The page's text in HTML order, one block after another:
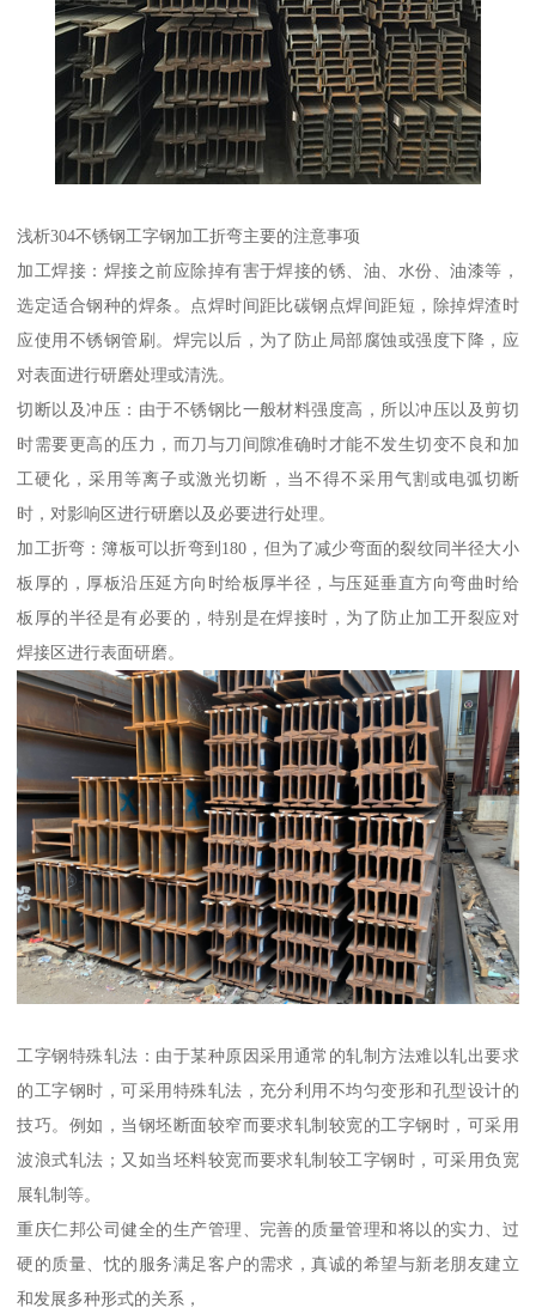
浅析304不锈钢工字钢加工折弯主要的注意事项
加工焊接：焊接之前应除掉有害于焊接的锈、油、水份、油漆等，
选定适合钢种的焊条。点焊时间距比碳钢点焊间距短，除掉焊渣时
应使用不锈钢管刷。焊完以后，为了防止局部腐蚀或强度下降，应
对表面进行研磨处理或清洗。
切断以及冲压：由于不锈钢比一般材料强度高，所以冲压以及剪切
时需要更高的压力，而刀与刀间隙准确时才能不发生切变不良和加
工硬化，采用等离子或激光切断，当不得不采用气割或电弧切断
时，对影响区进行研磨以及必要进行处理。
加工折弯：簿板可以折弯到180，但为了减少弯面的裂纹同半径大小
板厚的，厚板沿压延方向时给板厚半径，与压延垂直方向弯曲时给
板厚的半径是有必要的，特别是在焊接时，为了防止加工开裂应对
焊接区进行表面研磨。
工字钢特殊轧法：由于某种原因采用通常的轧制方法难以轧出要求
的工字钢时，可采用特殊轧法，充分利用不均匀变形和孔型设计的
技巧。例如，当钢坯断面较窄而要求轧制较宽的工字钢时，可采用
波浪式轧法；又如当坯料较宽而要求轧制较工字钢时，可采用负宽
展轧制等。
重庆仁邦公司健全的生产管理、完善的质量管理和将以的实力、过
硬的质量、忱的服务满足客户的需求，真诚的希望与新老朋友建立
和发展多种形式的关系，